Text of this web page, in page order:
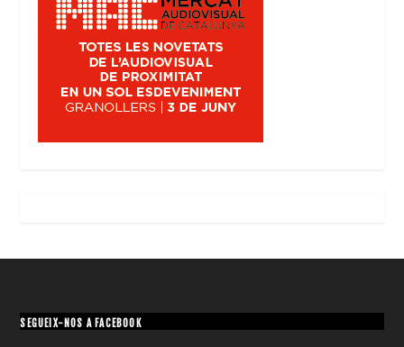
SEGUEIX-NOS A FACEBOOK